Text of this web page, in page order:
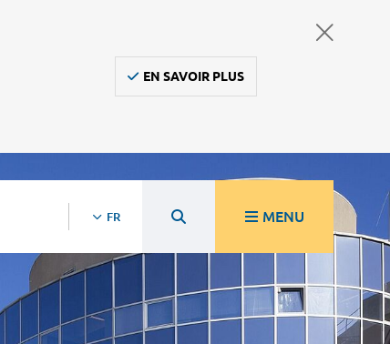
EN SAVOIR PLUS
FR MENU